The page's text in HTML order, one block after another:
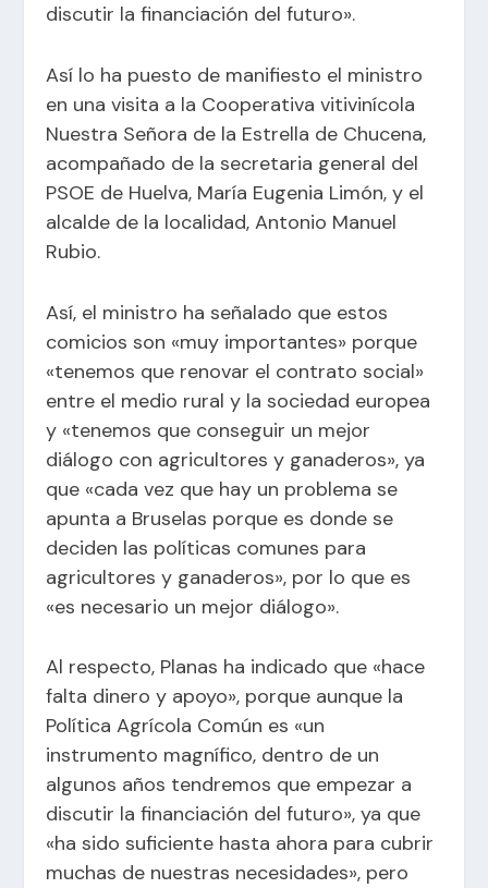
discutir la financiación del futuro».
Así lo ha puesto de manifiesto el ministro
en una visita a la Cooperativa vitivinícola
Nuestra Señora de la Estrella de Chucena,
acompañado de la secretaria general del
PSOE de Huelva, María Eugenia Limón, y el
alcalde de la localidad, Antonio Manuel
Rubio.
Así, el ministro ha señalado que estos
comicios son «muy importantes» porque
«tenemos que renovar el contrato social»
entre el medio rural y la sociedad europea
y «tenemos que conseguir un mejor
diálogo con agricultores y ganaderos», ya
que «cada vez que hay un problema se
apunta a Bruselas porque es donde se
deciden las políticas comunes para
agricultores y ganaderos», por lo que es
«es necesario un mejor diálogo».
Al respecto, Planas ha indicado que «hace
falta dinero y apoyo», porque aunque la
Política Agrícola Común es «un
instrumento magnífico, dentro de un
algunos años tendremos que empezar a
discutir la financiación del futuro», ya que
«ha sido suficiente hasta ahora para cubrir
muchas de nuestras necesidades», pero